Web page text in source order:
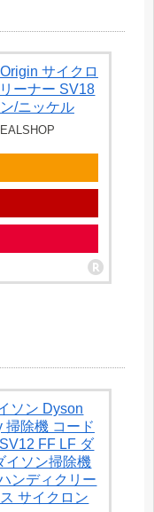
サイクロ
ーナー SV18
/ニッケル
ソン Dyson
掃除機 コード
FF LF ダ
イソン掃除機
ンディクリー
サイクロン